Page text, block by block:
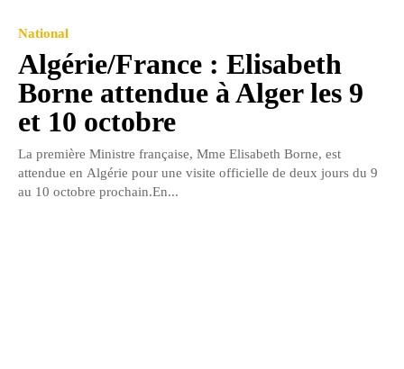
National
Algérie/France : Elisabeth
Borne attendue à Alger les 9
et 10 octobre
La première Ministre française, Mme Elisabeth Borne, est
attendue en Algérie pour une visite officielle de deux jours du 9
au 10 octobre prochain.En...